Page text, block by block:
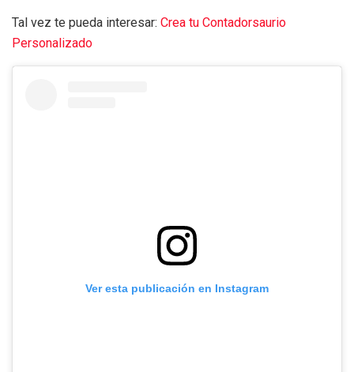
Tal vez te pueda interesar: Crea tu Contadorsaurio
Personalizado
Ver esta publicación en Instagram